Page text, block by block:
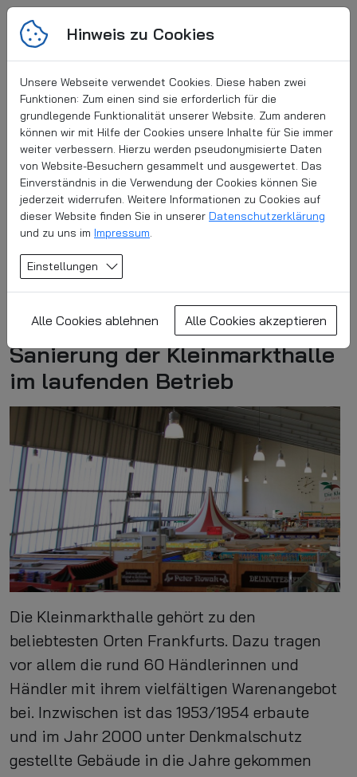
Zurück
Sanierung der Kleinmarkthalle
im laufenden Betrieb
Die Kleinmarkthalle gehört zu den
beliebtesten Orten Frankfurts. Dazu tragen
vor allem die rund 60 Händlerinnen und
Händler mit ihrem vielfältigen Warenangebot
bei. Inzwischen ist das 1953/1954 erbaute
und im Jahr 2000 unter Denkmalschutz
gestellte Gebäude in die Jahre gekommen
Hinweis zu Cookies
Unsere Webseite verwendet Cookies. Diese haben zwei
Funktionen: Zum einen sind sie erforderlich für die
grundlegende Funktionalität unserer Website. Zum anderen
können wir mit Hilfe der Cookies unsere Inhalte für Sie immer
weiter verbessern. Hierzu werden pseudonymisierte Daten
von Website-Besuchern gesammelt und ausgewertet. Das
Einverständnis in die Verwendung der Cookies können Sie
jederzeit widerrufen. Weitere Informationen zu Cookies auf
dieser Website finden Sie in unserer Datenschutzerklärung
und zu uns im Impressum.
Einstellungen
Alle Cookies ablehnen Alle Cookies akzeptieren